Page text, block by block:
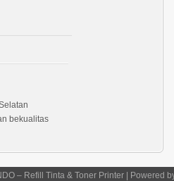
bekualitas
– Refill Tinta & Toner Printer | Powered